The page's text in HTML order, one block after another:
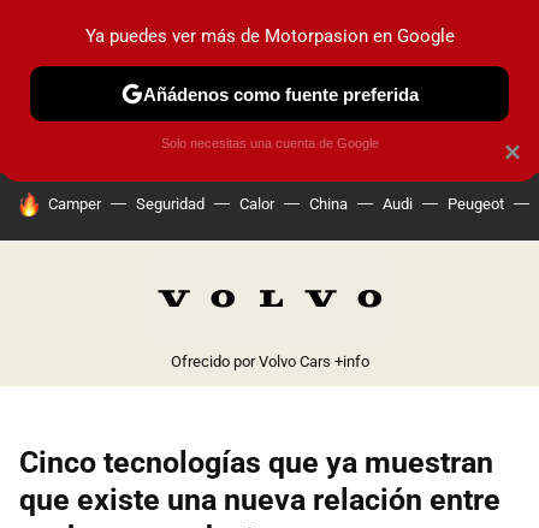
PRUEBAS COCHES ELÉCTRICOS OBSERVATORIO
HOY SE HABLA DE
Camper Seguridad Calor China Audi Peugeot
Ofrecido por Volvo Cars +info
Cinco tecnologías que ya muestran
que existe una nueva relación entre
×
Ya puedes ver más de Motorpasion en Google
Añádenos como fuente preferida
Solo necesitas una cuenta de Google